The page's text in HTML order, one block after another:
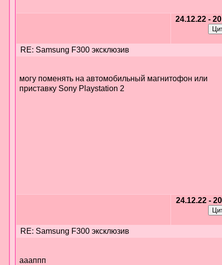
24.12.22 -
RE: Samsung F300 эксклюзив
могу поменять на автомобильный магнитофон или
приставку Sony Playstation 2
24.12.22 -
RE: Samsung F300 эксклюзив
аааппп